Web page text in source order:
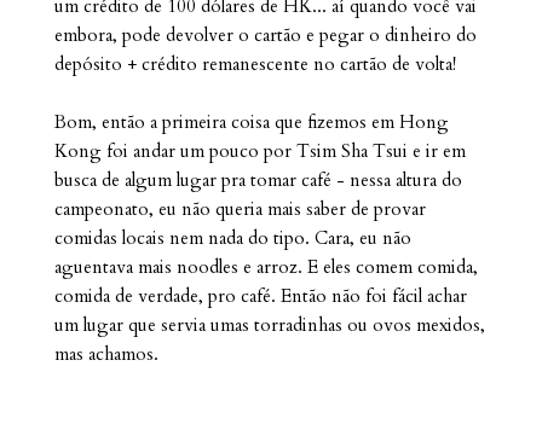
um crédito de 100 dólares de HK... aí quando você vai
embora, pode devolver o cartão e pegar o dinheiro do
depósito + crédito remanescente no cartão de volta!
Bom, então a primeira coisa que fizemos em Hong
Kong foi andar um pouco por Tsim Sha Tsui e ir em
busca de algum lugar pra tomar café - nessa altura do
campeonato, eu não queria mais saber de provar
comidas locais nem nada do tipo. Cara, eu não
aguentava mais noodles e arroz. E eles comem comida,
comida de verdade, pro café. Então não foi fácil achar
um lugar que servia umas torradinhas ou ovos mexidos,
mas achamos.